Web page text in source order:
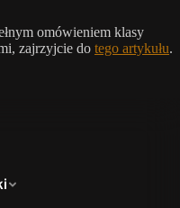
omówieniem klasy
zajrzyjcie do tego artykułu.